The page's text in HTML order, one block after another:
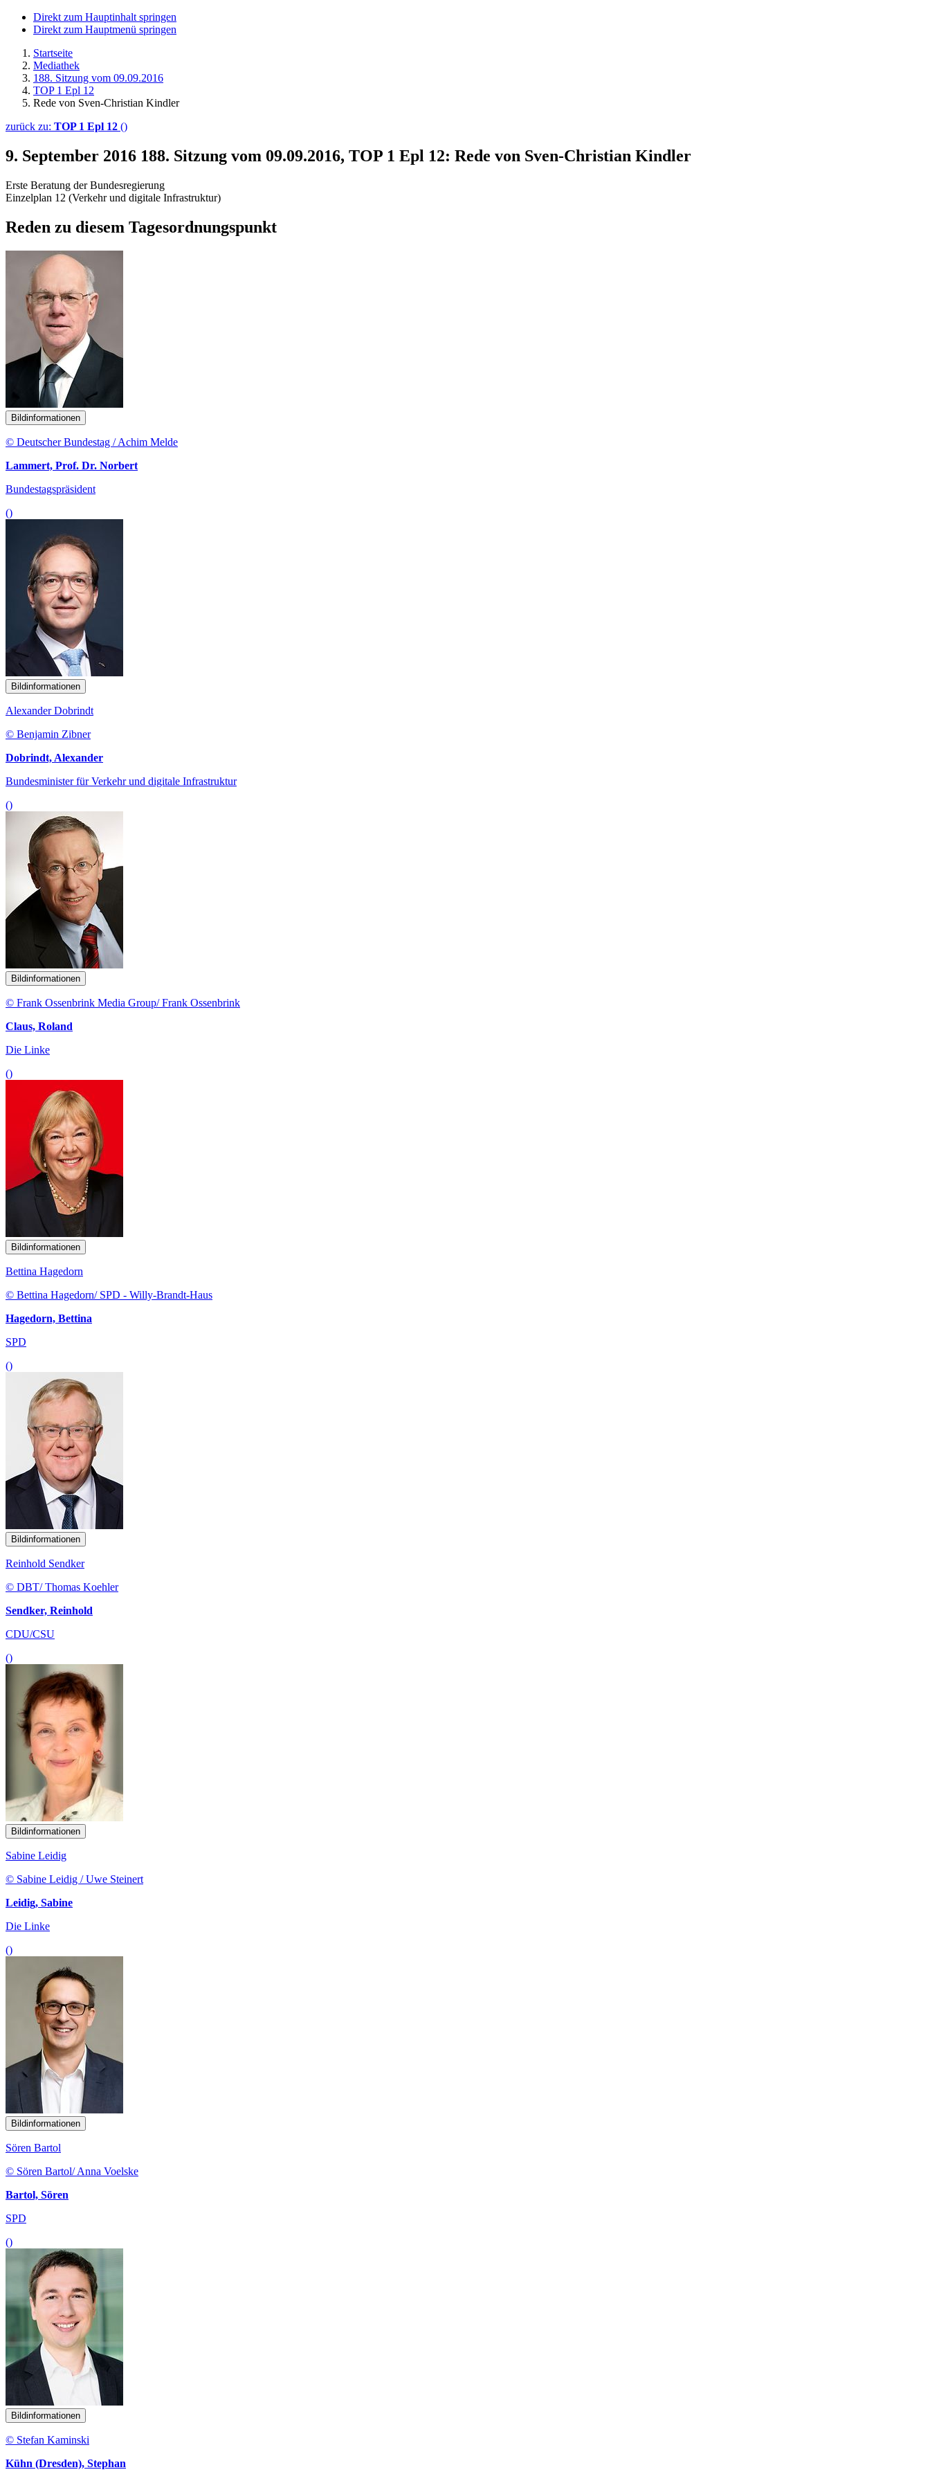
Direkt zum Hauptinhalt springen
Direkt zum Hauptmenü springen
Startseite
Mediathek
188. Sitzung vom 09.09.2016
TOP 1 Epl 12
Rede von Sven-Christian Kindler
zurück zu: TOP 1 Epl 12 ()
9. September 2016 188. Sitzung vom 09.09.2016, TOP 1 Epl 12: Rede von Sven-Christian Kindler
Erste Beratung der Bundesregierung
Einzelplan 12 (Verkehr und digitale Infrastruktur)
Reden zu diesem Tagesordnungspunkt
Bildinformationen
© Deutscher Bundestag / Achim Melde
Lammert, Prof. Dr. Norbert
Bundestagspräsident
()
Bildinformationen
Alexander Dobrindt
© Benjamin Zibner
Dobrindt, Alexander
Bundesminister für Verkehr und digitale Infrastruktur
()
Bildinformationen
© Frank Ossenbrink Media Group/ Frank Ossenbrink
Claus, Roland
Die Linke
()
Bildinformationen
Bettina Hagedorn
© Bettina Hagedorn/ SPD - Willy-Brandt-Haus
Hagedorn, Bettina
SPD
()
Bildinformationen
Reinhold Sendker
© DBT/ Thomas Koehler
Sendker, Reinhold
CDU/CSU
()
Bildinformationen
Sabine Leidig
© Sabine Leidig / Uwe Steinert
Leidig, Sabine
Die Linke
()
Bildinformationen
Sören Bartol
© Sören Bartol/ Anna Voelske
Bartol, Sören
SPD
()
Bildinformationen
© Stefan Kaminski
Kühn (Dresden), Stephan